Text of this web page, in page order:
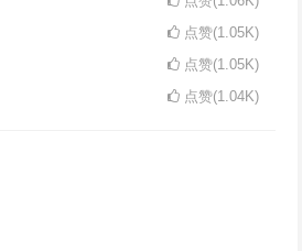
点赞(1.05K)
点赞(1.05K)
点赞(1.04K)